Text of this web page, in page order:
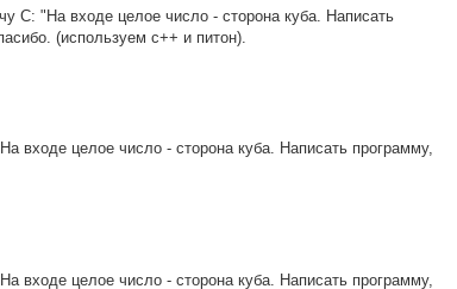
C: "На входе целое число - сторона куба. Написать
(используем с++ и питон).
входе целое число - сторона куба. Написать программу,
входе целое число - сторона куба. Написать программу,